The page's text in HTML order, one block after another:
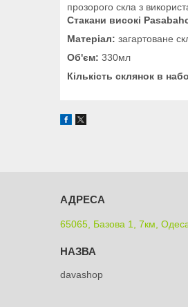
прозорого скла з
Стакани високі
Матеріал: загартоване
Об'єм: 330мл
Кількість склянок в
65065, Базова 1, 7км,
davashop